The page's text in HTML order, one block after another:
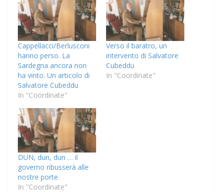
Cappellacci/Berlusconi
hanno perso. La
Sardegna ancora non
ha vinto. Un articolo di
Salvatore Cubeddu
In "Coordinate"
Verso il baratro, un
intervento di Salvatore
Cubeddu
In "Coordinate"
DUN, dun, dun … il
governo ribusserà alle
nostre porte
In "Coordinate"